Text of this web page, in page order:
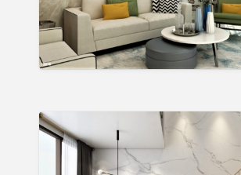
清
數
噴
石
晶
創
意